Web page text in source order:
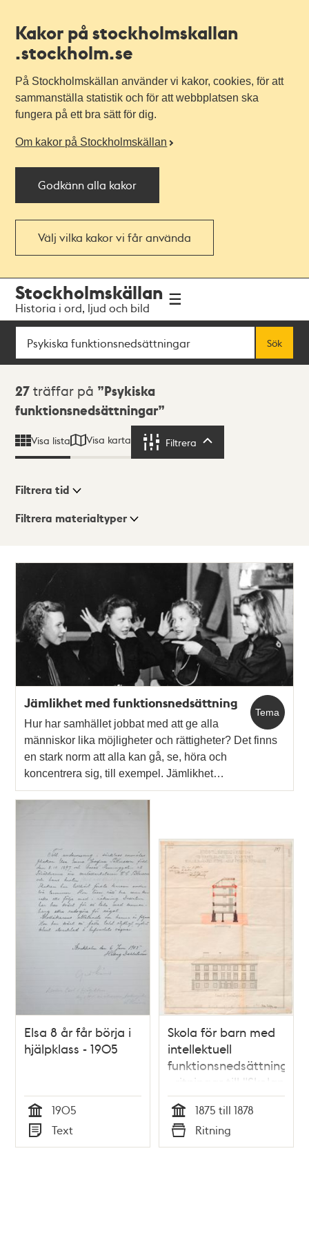
Kakor på stockholmskallan
.stockholm.se
På Stockholmskällan använder vi kakor, cookies, för att
sammanställa statistik och för att webbplatsen ska
fungera på ett bra sätt för dig.
Om kakor på Stockholmskällan
Godkänn alla kakor
Välj vilka kakor vi får använda
navigationen
huvudinnehållet
Stockholmskällan
Historia i ord, ljud och bild
Sök
Sök
Sökresultat
27 träffar på
Psykiska
funktionsnedsättningar
Visa lista Visa karta Filtrera
Visningsläge
Karta
Filtrera tid
Filtrera materialtyper
Tema
Jämlikhet med funktionsnedsättning
Hur har samhället jobbat med att ge alla
människor lika möjligheter och rättigheter? Det finns
en stark norm att alla kan gå, se, höra och
koncentrera sig, till exempel. Jämlikhet…
Elsa 8 år får börja i
hjälpklass - 1905
Tid
1905
Typ
Text
Skola för barn med
intellektuell
funktionsnedsättning
- ritningar till "Skolan
för sinnesslöa barn"
1875-1878
Tid
1875 till 1878
Typ
Ritning